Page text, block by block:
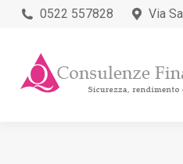
0522 557828 Via